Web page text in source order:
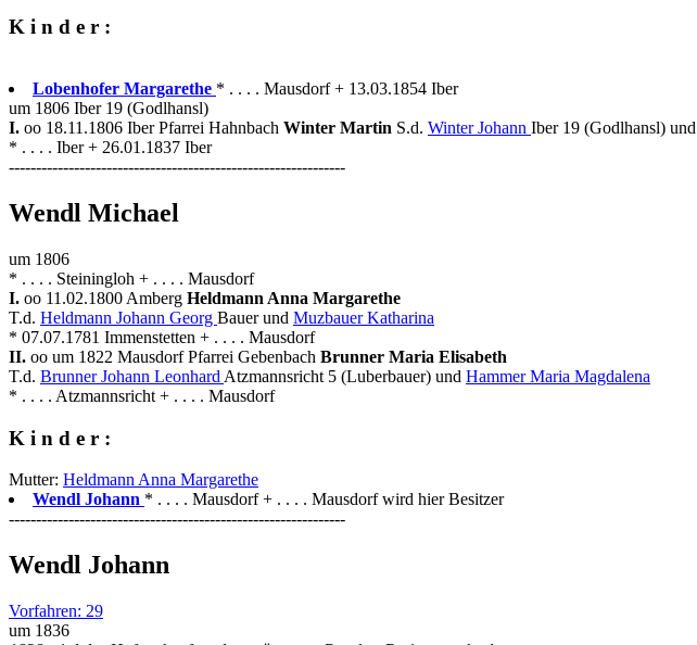
K i n d e r :
Lobenhofer Margarethe * . . . . Mausdorf + 13.03.1854 Iber
um 1806 Iber 19 (Godlhansl)
I. oo 18.11.1806 Iber Pfarrei Hahnbach Winter Martin S.d. Winter Johann Iber 19 (Godlhansl) und
* . . . . Iber + 26.01.1837 Iber
--------------------------------------------------------------
Wendl Michael
um 1806
* . . . . Steiningloh + . . . . Mausdorf
I. oo 11.02.1800 Amberg Heldmann Anna Margarethe
T.d. Heldmann Johann Georg Bauer und Muzbauer Katharina
* 07.07.1781 Immenstetten + . . . . Mausdorf
II. oo um 1822 Mausdorf Pfarrei Gebenbach Brunner Maria Elisabeth
T.d. Brunner Johann Leonhard Atzmannsricht 5 (Luberbauer) und Hammer Maria Magdalena
* . . . . Atzmannsricht + . . . . Mausdorf
K i n d e r :
Mutter: Heldmann Anna Margarethe
Wendl Johann * . . . . Mausdorf + . . . . Mausdorf wird hier Besitzer
--------------------------------------------------------------
Wendl Johann
Vorfahren: 29
um 1836